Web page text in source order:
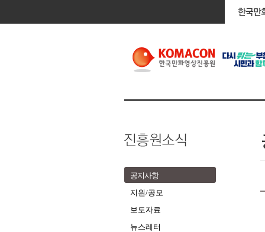
공지사항
지원/공모
보도자료
뉴스레터